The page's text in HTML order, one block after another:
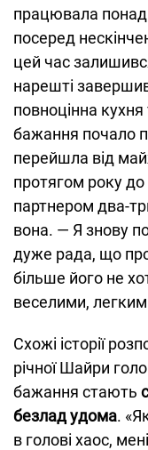
працювала
посеред
цей час
нарешті
повноцінна
бажання почало
перейшла від
протягом року до
партнером два-
вона. — Я знову
дуже рада, що
більше його не
веселими,
Схожі історії
річної Шайри
бажання стають
безлад удома.
в голові хаос,